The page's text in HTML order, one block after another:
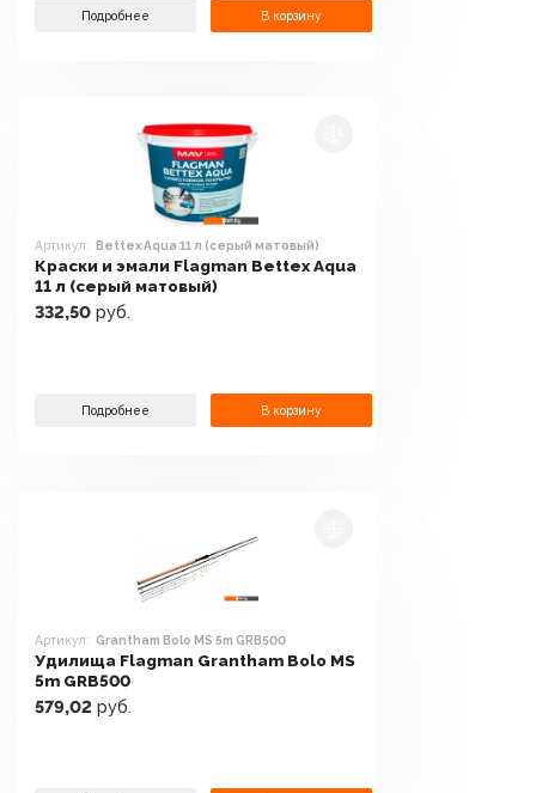
Подробнее В корзину
Артикул: Bettex Aqua 11 л (серый матовый)
Краски и эмали Flagman Bettex Aqua
11 л (серый матовый)
332,50 руб.
Подробнее В корзину
Артикул: Grantham Bolo MS 5m GRB500
Удилища Flagman Grantham Bolo MS
5m GRB500
579,02 руб.